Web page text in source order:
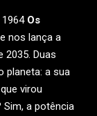
Os
nos lança a
2035. Duas
planeta: a sua
virou
Sim, a potência